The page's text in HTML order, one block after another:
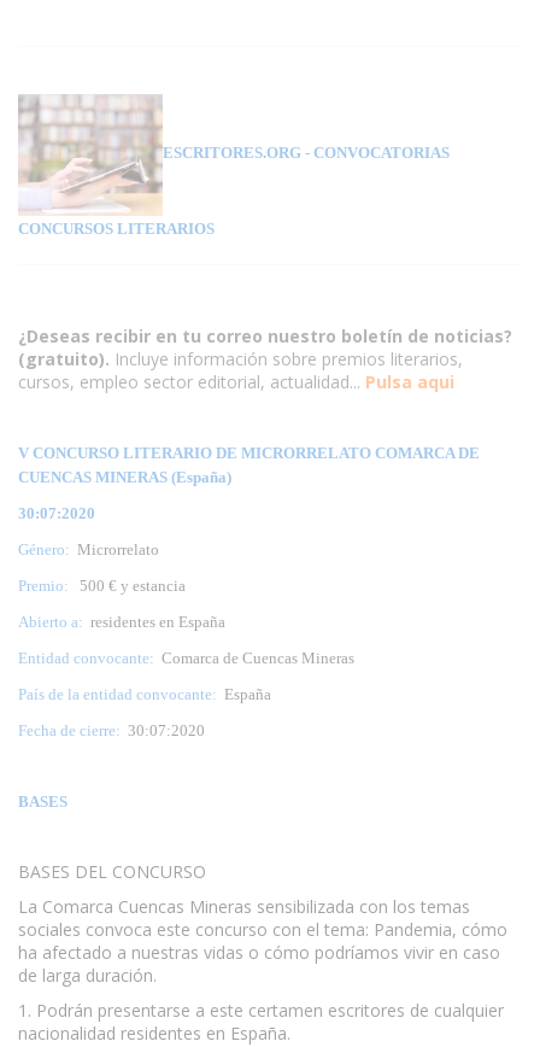
ESCRITORES.ORG - CONVOCATORIAS
CONCURSOS LITERARIOS
¿Deseas recibir en tu correo nuestro boletín de noticias?
(gratuito). Incluye información sobre premios literarios,
cursos, empleo sector editorial, actualidad... Pulsa aqui
V CONCURSO LITERARIO DE MICRORRELATO COMARCA DE
CUENCAS MINERAS (España)
30:07:2020
Género: Microrrelato
Premio:
500 € y estancia
Abierto a: residentes en España
Entidad convocante: Comarca de Cuencas Mineras
País de la entidad convocante: España
Fecha de cierre: 30:07:2020
BASES
BASES DEL CONCURSO
La Comarca Cuencas Mineras sensibilizada con los temas
sociales convoca este concurso con el tema: Pandemia, cómo
ha afectado a nuestras vidas o cómo podríamos vivir en caso
de larga duración.
1. Podrán presentarse a este certamen escritores de cualquier
nacionalidad residentes en España.